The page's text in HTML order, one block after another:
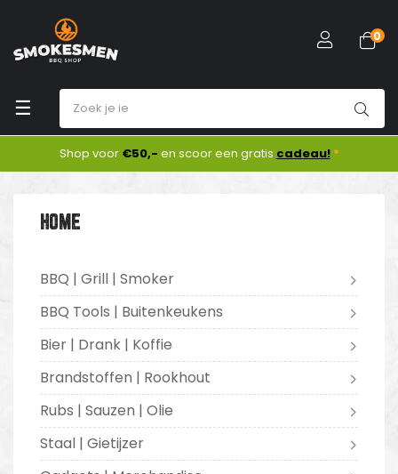
Toggle
navigation
☰
0
Shop voor €50,- en scoor een gratis cadeau! *
HOME
BBQ | Grill | Smoker
BBQ Tools | Buitenkeukens
Bier | Drank | Koffie
Brandstoffen | Rookhout
Rubs | Sauzen | Olie
Staal | Gietijzer